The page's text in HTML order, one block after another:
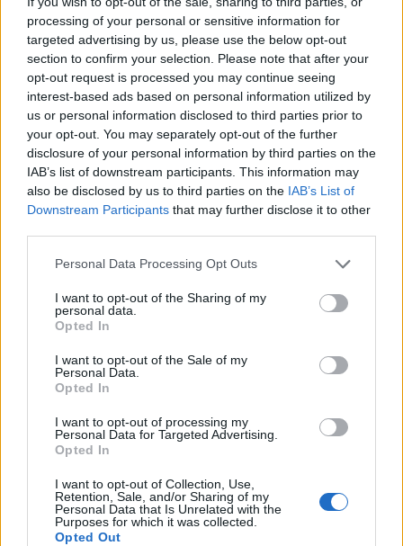
processing of your personal or sensitive information for
targeted advertising by us, please use the below opt-out
section to confirm your selection. Please note that after your
opt-out request is processed you may continue seeing
interest-based ads based on personal information utilized by
us or personal information disclosed to third parties prior to
your opt-out. You may separately opt-out of the further
disclosure of your personal information by third parties on the
IAB’s list of downstream participants. This information may
also be disclosed by us to third parties on the IAB’s List of
Downstream Participants that may further disclose it to other
Personal Data Processing Opt Outs
I want to opt-out of the Sharing of my
personal data.
Opted In
I want to opt-out of the Sale of my
Personal Data.
Opted In
I want to opt-out of processing my
Personal Data for Targeted Advertising.
Opted In
I want to opt-out of Collection, Use,
Retention, Sale, and/or Sharing of my
Personal Data that Is Unrelated with the
Purposes for which it was collected.
Opted Out
Alexander-Arnold nis
kapitullin e dytë te Real
Madridi, këtë herë nën
Misteri “Armando Broja”
në Angli, çfarë po ndodh
me sulmuesin e
AEK-u blindon deri në
vitin 2030 yllin shqiptar,
PSG sfidon Real Madridin